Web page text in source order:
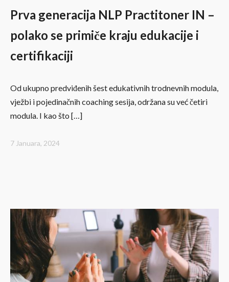
Prva generacija NLP Practitoner IN –
polako se primiče kraju edukacije i
certifikaciji
Od ukupno predviđenih šest edukativnih trodnevnih modula,
vježbi i pojedinačnih coaching sesija, održana su već četiri
modula. I kao što […]
7 Januara, 2024